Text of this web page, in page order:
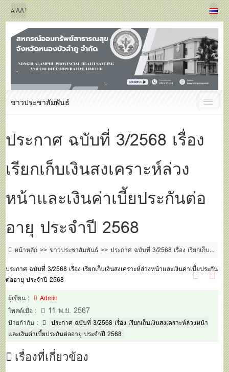
A-AA+
ข่าวประชาสัมพันธ์
ประกาศ ฉบับที่ 3/2568 เรื่อง
เรียกเก็บเงินสงเคราะห์ล่วง
หน้าและเงินค่าเบี้ยประกันต่อ
อายุ ประจำปี 2568
หน้าหลัก ข่าวประชาสัมพันธ์
ประกาศ ฉบับที่ 3/2568 เรื่อง เรียกเก็บ
ประกาศ ฉบับที่ 3/2568 เรื่อง เรียกเก็บเงินสงเคราะห์ล่วงหน้าและเงินค่าเบี้ยประกัน
ต่ออายุ ประจำปี 2568
ผู้เขียน :
Admin
โพสต์เมื่อ :
11 พ.ย. 2567
ป้ายกำกับ :
ประกาศ ฉบับที่ 3/2568 เรื่อง เรียกเก็บเงินสงเคราะห์ล่วงหน้า
และเงินค่าเบี้ยประกันต่ออายุ ประจำปี 2568
เรื่องที่เกี่ยวข้อง